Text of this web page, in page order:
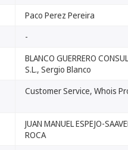
Paco Perez Pereira
-
BLANCO GUERRERO
S.L., Sergio Blanco
Customer Service, Whois
JUAN MANUEL ESPEJO-
ROCA